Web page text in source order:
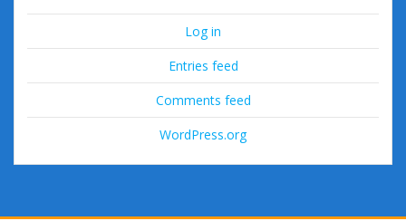
Log in
Entries feed
Comments feed
WordPress.org